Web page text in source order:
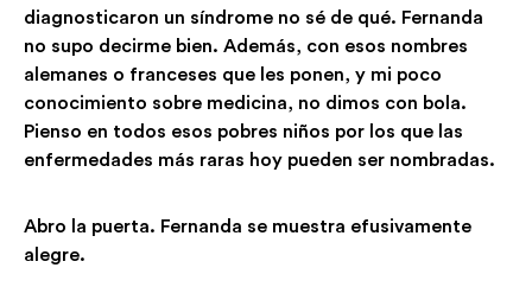
diagnosticaron un síndrome no sé de qué. Fernanda
no supo decirme bien. Además, con esos nombres
alemanes o franceses que les ponen, y mi poco
conocimiento sobre medicina, no dimos con bola.
Pienso en todos esos pobres niños por los que las
enfermedades más raras hoy pueden ser nombradas.
Abro la puerta. Fernanda se muestra efusivamente
alegre.